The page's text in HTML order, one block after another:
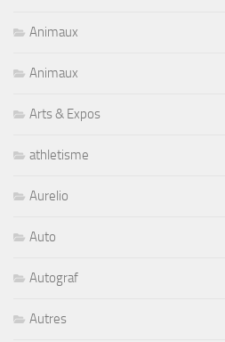
Animaux
Animaux
Arts & Expos
athletisme
Aurelio
Auto
Autograf
Autres